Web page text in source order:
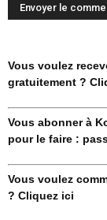
Vous voulez
gratuitement ?
Vous abonner à
pour le faire :
Vous voulez
? Cliquez ici